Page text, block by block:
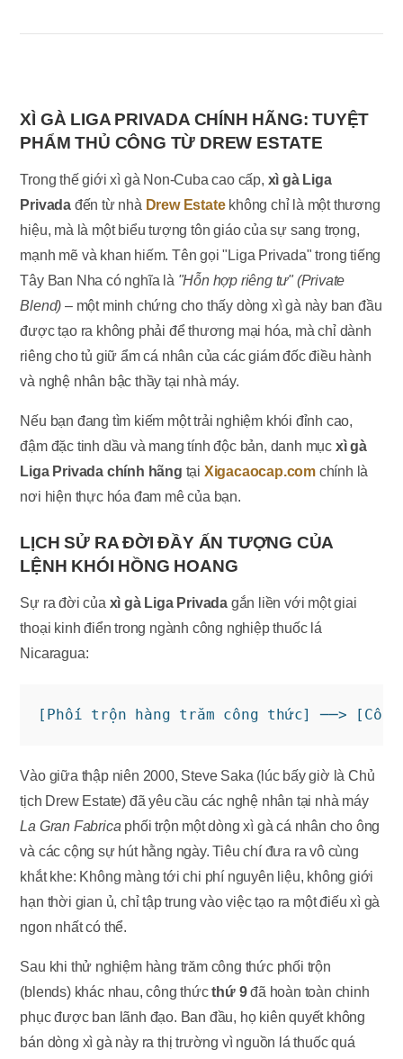
XÌ GÀ LIGA PRIVADA CHÍNH HÃNG: TUYỆT
PHẨM THỦ CÔNG TỪ DREW ESTATE
Trong thế giới xì gà Non-Cuba cao cấp, xì gà Liga
Privada đến từ nhà Drew Estatekhông chỉ là một thương
hiệu, mà là một biểu tượng tôn giáo của sự sang trọng,
mạnh mẽ và khan hiếm. Tên gọi "Liga Privada" trong tiếng
Tây Ban Nha có nghĩa là "Hỗn hợp riêng tư" (Private
Blend) – một minh chứng cho thấy dòng xì gà này ban đầu
được tạo ra không phải để thương mại hóa, mà chỉ dành
riêng cho tủ giữ ẩm cá nhân của các giám đốc điều hành
và nghệ nhân bậc thầy tại nhà máy.
Nếu bạn đang tìm kiếm một trải nghiệm khói đỉnh cao,
đậm đặc tinh dầu và mang tính độc bản, danh mục xì gà
Liga Privada chính hãng tại Xigacaocap.com chính là
nơi hiện thực hóa đam mê của bạn.
LỊCH SỬ RA ĐỜI ĐẦY ẤN TƯỢNG CỦA
LỆNH KHÓI HỒNG HOANG
Sự ra đời của xì gà Liga Privada gắn liền với một giai
thoại kinh điển trong ngành công nghiệp thuốc lá
Nicaragua:
Vào giữa thập niên 2000, Steve Saka (lúc bấy giờ là Chủ
tịch Drew Estate) đã yêu cầu các nghệ nhân tại nhà máy
La Gran Fabrica phối trộn một dòng xì gà cá nhân cho ông
và các cộng sự hút hằng ngày. Tiêu chí đưa ra vô cùng
khắt khe: Không màng tới chi phí nguyên liệu, không giới
hạn thời gian ủ, chỉ tập trung vào việc tạo ra một điếu xì gà
ngon nhất có thể.
Sau khi thử nghiệm hàng trăm công thức phối trộn
(blends) khác nhau, công thứcthứ 9đã hoàn toàn chinh
phục được ban lãnh đạo. Ban đầu, họ kiên quyết không
bán dòng xì gà này ra thị trường vì nguồn lá thuốc quá